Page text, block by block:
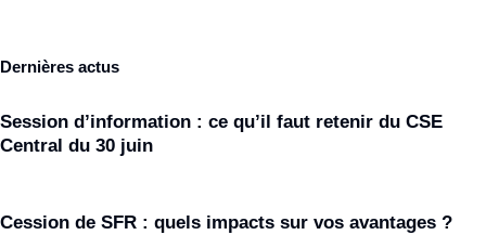
Dernières actus
Session d’information : ce qu’il faut retenir du CSE
Central du 30 juin
Cession de SFR : quels impacts sur vos avantages ?